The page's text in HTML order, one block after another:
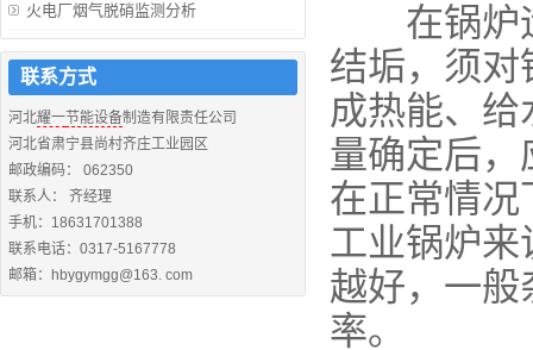
在锅炉运
结垢，须
成热能、
量确定后
在正常情
工业锅炉
越好，一
率。
火电厂烟气脱硝监测分析
联系方式
河北耀一节能设备制造有限责任公司
河北省肃宁县尚村齐庄工业园区
邮政编码： 062350
联系人： 齐经理
手机：18631701388
联系电话：0317-5167778
邮箱：hbygymgg@163. com